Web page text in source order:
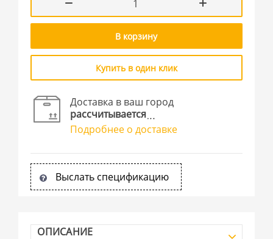
В корзину
Купить в один клик
Доставка в ваш город
рассчитывается
Подробнее о доставке
Выслать спецификацию
ОПИСАНИЕ